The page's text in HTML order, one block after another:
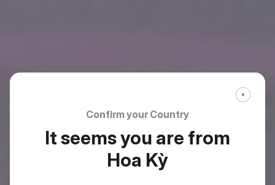
Confirm your Country
It seems you are from
Hoa Kỳ